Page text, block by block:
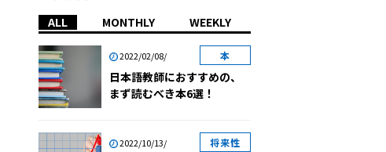
ALL MONTHLY WEEKLY
2022/02/08/ 本
日本語教師におすすめの、
まず読むべき本6選！
2022/10/13/ 将来性